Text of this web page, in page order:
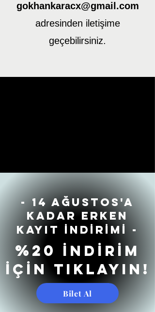
gokhankaracx@gmail.com
adresinden iletişime
geçebilirsiniz.
- 14 AĞUSTOS'a
KADAR ERKEN
KAYIT İNDİRİMİ -
%20 İNDİRİM
İÇİN TIKLAYIN!
Bilet Al